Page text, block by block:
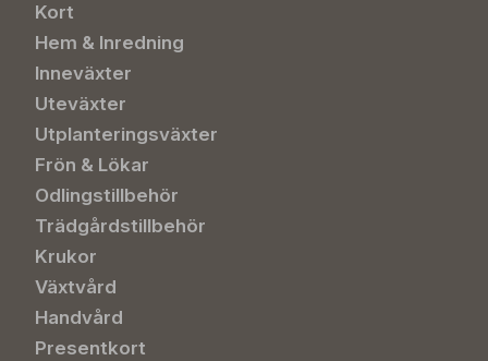
Kort
Hem & Inredning
Inneväxter
Uteväxter
Utplanteringsväxter
Frön & Lökar
Odlingstillbehör
Trädgårdstillbehör
Krukor
Växtvård
Handvård
Presentkort